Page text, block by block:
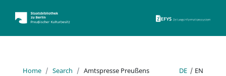
Home Search Amtspresse Preußens DE | EN